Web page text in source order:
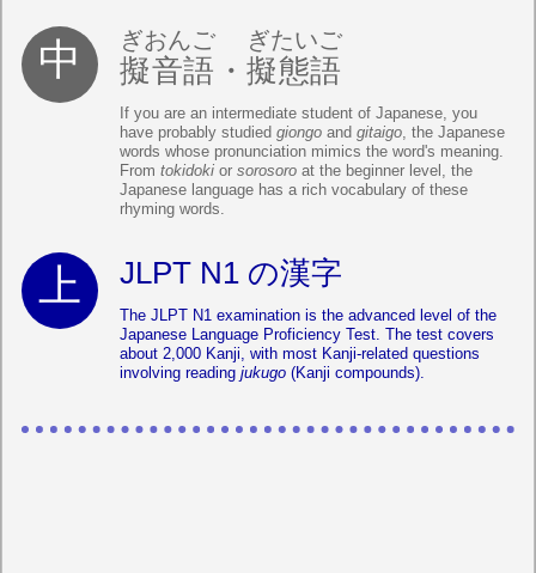
擬音語
ぎおんご
・ 擬態語
ぎたいご
If you are an intermediate student of Japanese, you
have probably studied giongo and gitaigo, the Japanese
words whose pronunciation mimics the word's meaning.
From tokidoki or sorosoro at the beginner level, the
Japanese language has a rich vocabulary of these
rhyming words.
JLPT N1 の漢字
The JLPT N1 examination is the advanced level of the
Japanese Language Proficiency Test. The test covers
about 2,000 Kanji, with most Kanji-related questions
involving reading jukugo (Kanji compounds).